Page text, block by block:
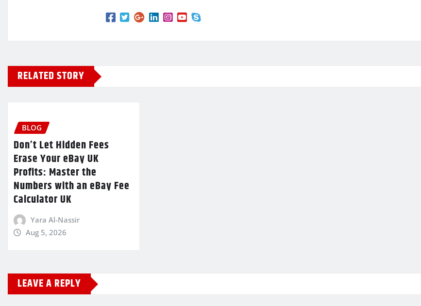
RELATED STORY
BLOG
Don’t Let Hidden Fees
Erase Your eBay UK
Profits: Master the
Numbers with an eBay Fee
Calculator UK
Yara Al-Nassir
Aug 5, 2026
LEAVE A REPLY